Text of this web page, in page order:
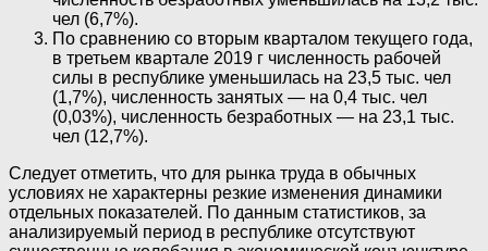
чел (6,7%).
По сравнению со вторым кварталом текущего года,
в третьем квартале 2019 г численность рабочей
силы в республике уменьшилась на 23,5 тыс. чел
(1,7%), численность занятых — на 0,4 тыс. чел
(0,03%), численность безработных — на 23,1 тыс.
чел (12,7%).
Следует отметить, что для рынка труда в обычных
условиях не характерны резкие изменения динамики
отдельных показателей. По данным статистиков, за
анализируемый период в республике отсутствуют